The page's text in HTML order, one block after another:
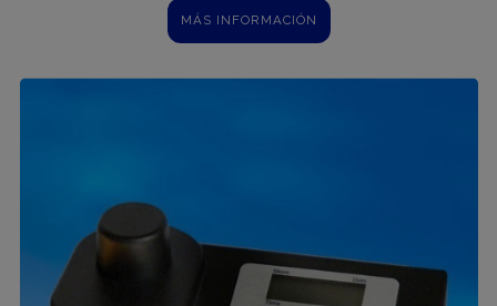
MÁS INFORMACIÓN